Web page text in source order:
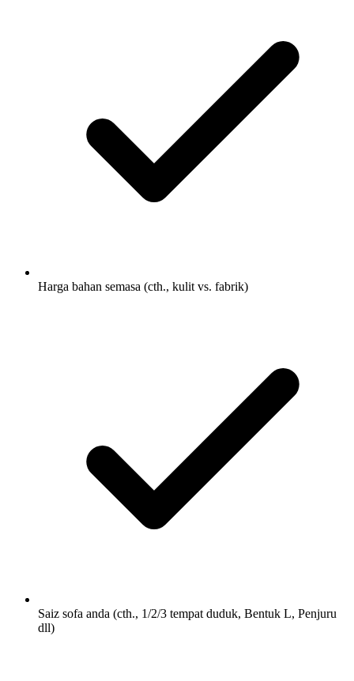
Harga bahan semasa (cth., kulit vs. fabrik)
Saiz sofa anda (cth., 1/2/3 tempat duduk, Bentuk L, Penjuru
dll)